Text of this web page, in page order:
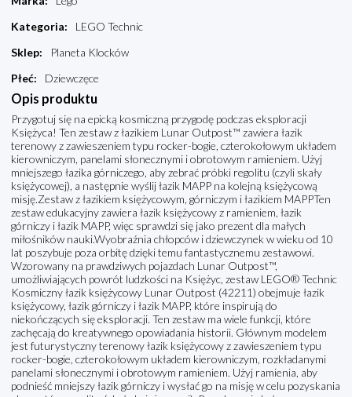
Kategoria:
LEGO Technic
Sklep:
Planeta Klocków
Płeć: Dziewczęce
Opis produktu
Przygotuj się na epicką kosmiczną przygodę podczas eksploracji
Księżyca! Ten zestaw z łazikiem Lunar Outpost™ zawiera łazik
terenowy z zawieszeniem typu rocker-bogie, czterokołowym układem
kierowniczym, panelami słonecznymi i obrotowym ramieniem. Użyj
mniejszego łazika górniczego, aby zebrać próbki regolitu (czyli skały
księżycowej), a następnie wyślij łazik MAPP na kolejną księżycową
misję.Zestaw z łazikiem księżycowym, górniczym i łazikiem MAPPTen
zestaw edukacyjny zawiera łazik księżycowy z ramieniem, łazik
górniczy i łazik MAPP, więc sprawdzi się jako prezent dla małych
miłośników nauki.Wyobraźnia chłopców i dziewczynek w wieku od 10
lat poszybuje poza orbitę dzięki temu fantastycznemu zestawowi.
Wzorowany na prawdziwych pojazdach Lunar Outpost™,
umożliwiających powrót ludzkości na Księżyc, zestaw LEGO® Technic
Kosmiczny łazik księżycowy Lunar Outpost (42211) obejmuje łazik
księżycowy, łazik górniczy i łazik MAPP, które inspirują do
niekończących się eksploracji. Ten zestaw ma wiele funkcji, które
zachęcają do kreatywnego opowiadania historii. Głównym modelem
jest futurystyczny terenowy łazik księżycowy z zawieszeniem typu
rocker-bogie, czterokołowym układem kierowniczym, rozkładanymi
panelami słonecznymi i obrotowym ramieniem. Użyj ramienia, aby
podnieść mniejszy łazik górniczy i wysłać go na misję w celu pozyskania